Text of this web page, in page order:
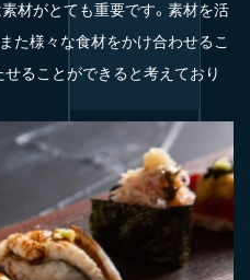
材がとても重要です。素材を活
た様々な食材をかけ合わせるこ
ることができると考えており